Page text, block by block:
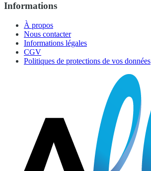
Informations
À propos
Nous contacter
Informations légales
CGV
Politiques de protections de vos données